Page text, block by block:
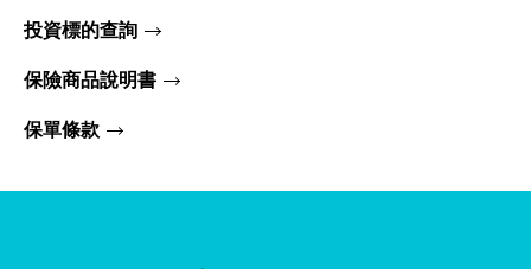
投資標的查詢
保險商品說明書
保單條款